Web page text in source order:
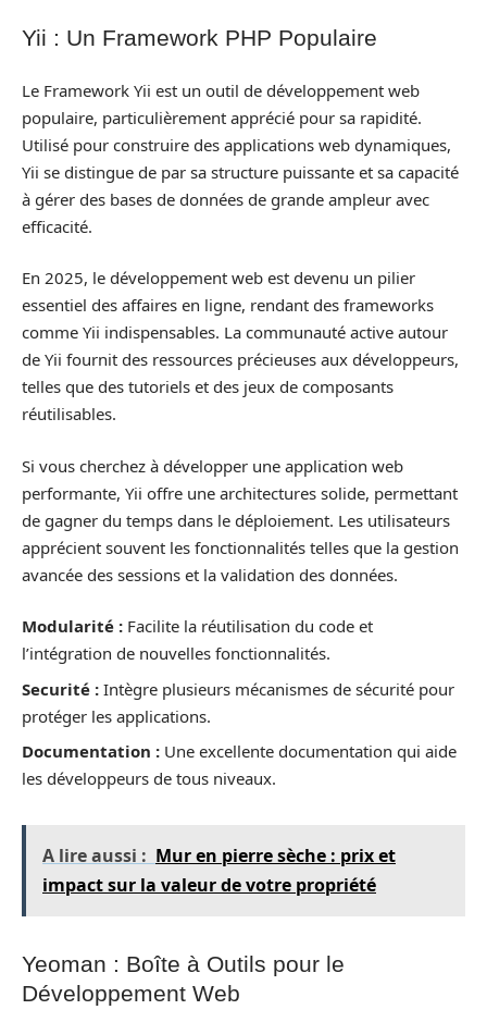
Yii : Un Framework PHP Populaire
Le Framework Yii est un outil de développement web
populaire, particulièrement apprécié pour sa rapidité.
Utilisé pour construire des applications web dynamiques,
Yii se distingue de par sa structure puissante et sa capacité
à gérer des bases de données de grande ampleur avec
efficacité.
En 2025, le développement web est devenu un pilier
essentiel des affaires en ligne, rendant des frameworks
comme Yii indispensables. La communauté active autour
de Yii fournit des ressources précieuses aux développeurs,
telles que des tutoriels et des jeux de composants
réutilisables.
Si vous cherchez à développer une application web
performante, Yii offre une architectures solide, permettant
de gagner du temps dans le déploiement. Les utilisateurs
apprécient souvent les fonctionnalités telles que la gestion
avancée des sessions et la validation des données.
Modularité : Facilite la réutilisation du code et
l’intégration de nouvelles fonctionnalités.
Securité : Intègre plusieurs mécanismes de sécurité pour
protéger les applications.
Documentation : Une excellente documentation qui aide
les développeurs de tous niveaux.
A lire aussi : Mur en pierre sèche : prix et
impact sur la valeur de votre propriété
Yeoman : Boîte à Outils pour le
Développement Web